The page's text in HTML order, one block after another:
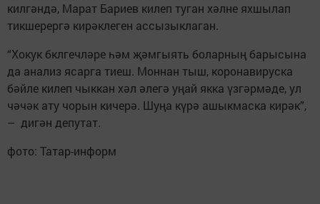
килгәндә, Марат Бариев килеп туган хәлне яхшылап
тикшерергә кирәклеген ассызыклаган.
“Хокук бклгечләре һәм җәмгыять боларның барысына
да анализ ясарга тиеш. Моннан тыш, коронавируска
бәйле килеп чыккан хәл әлегә уңай якка үзгәрмәде, ул
чәчәк ату чорын кичерә. Шуңа күрә ашыкмаска кирәк”,
– дигән депутат.
фото: Татар-информ